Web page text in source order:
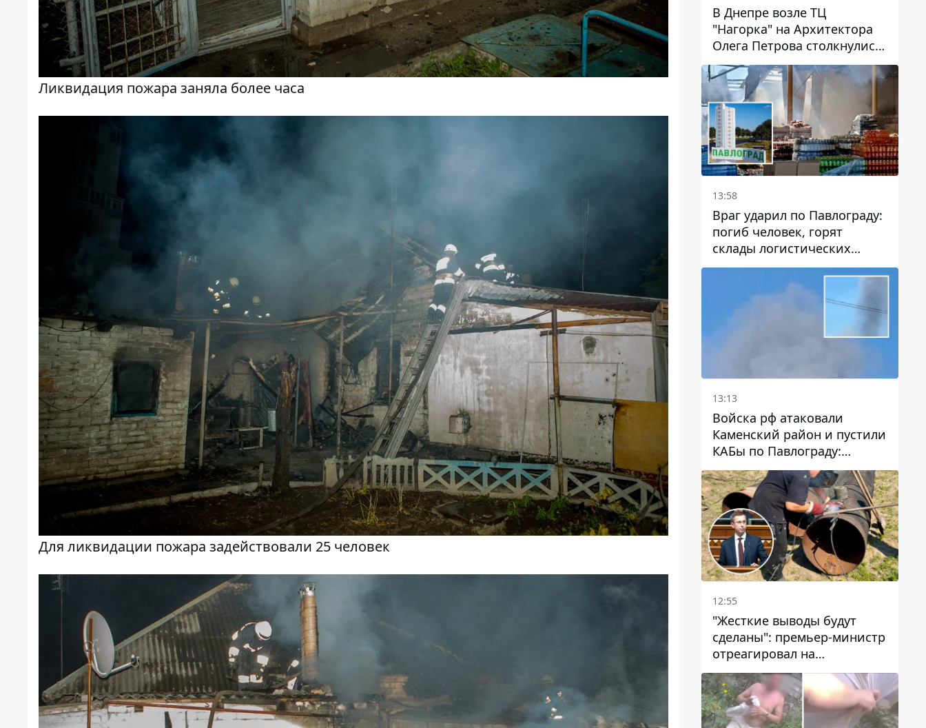
Ликвидация пожара заняла более часа
Для ликвидации пожара задействовали 25 человек
В Днепре возле ТЦ
"Нагорка" на Архитектора
Олега Петрова столкнулись
"скорая" и Toyota: трамваи
№5 задерживаются
13:58
Враг ударил по Павлограду:
погиб человек, горят
склады логистических
компаний и магазина
13:13
Войска рф атаковали
Каменский район и пустили
КАБы по Павлограду:
пострадал мужчина, в небо
поднимается столб дыма
12:55
"Жесткие выводы будут
сделаны": премьер-министр
отреагировал на
несколькодневное
отсутствие воды в Марганце